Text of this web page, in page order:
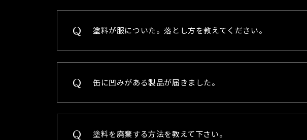
塗料が服についた。落とし方を教えてください。
缶に凹みがある製品が届きました。
塗料を廃棄する方法を教えて下さい。